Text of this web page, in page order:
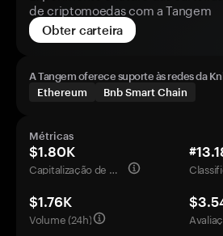
de criptomoedas com a Tangem
Obter carteira
A Tangem oferece suporte às redes da
Ethereum
Bnb Smart Chain
Métricas
$1.80K
Capitalização de mercado
$1.76K
Volume (24h)